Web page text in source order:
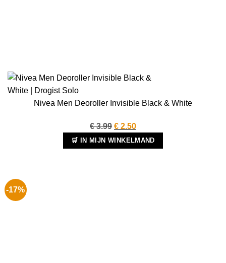
Nivea Men Deoroller Invisible Black & White
€3.99 Oorspronkelijke
prijs
was:
€ 2.50Huidige
prijs
is:
🛒 IN MIJN WINKELMAND
-17%